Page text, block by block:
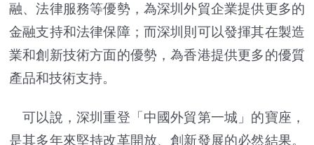
融、法律服務等優勢，為深圳外貿企業提供更多的
金融支持和法律保障；而深圳則可以發揮其在製造
業和創新技術方面的優勢，為香港提供更多的優質
產品和技術支持。
可以說，深圳重登「中國外貿第一城」的寶座，
是其多年來堅持改革開放、創新發展的必然結果。